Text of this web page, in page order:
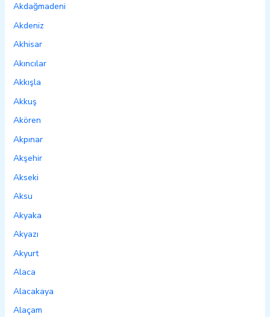
Akdağmadeni
Akdeniz
Akhisar
Akıncılar
Akkışla
Akkuş
Akören
Akpınar
Akşehir
Akseki
Aksu
Akyaka
Akyazı
Akyurt
Alaca
Alacakaya
Alaçam